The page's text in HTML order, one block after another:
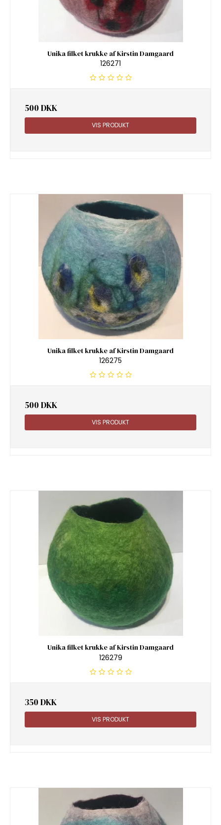
Unika filket krukke af Kirstin Damgaard
126271
500 DKK
VIS PRODUKT
Unika filket krukke af Kirstin Damgaard
126275
500 DKK
VIS PRODUKT
Unika filket krukke af Kirstin Damgaard
126279
350 DKK
VIS PRODUKT